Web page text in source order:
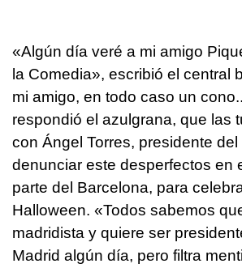
«Algún día veré a mi amigo
la Comedia», escribió el central
mi amigo, en todo caso un
respondió el azulgrana, que las
con Ángel Torres, presidente del
denunciar este desperfectos en
parte del Barcelona, para
Halloween. «Todos sabemos
madridista y quiere ser
Madrid algún día, pero filtra